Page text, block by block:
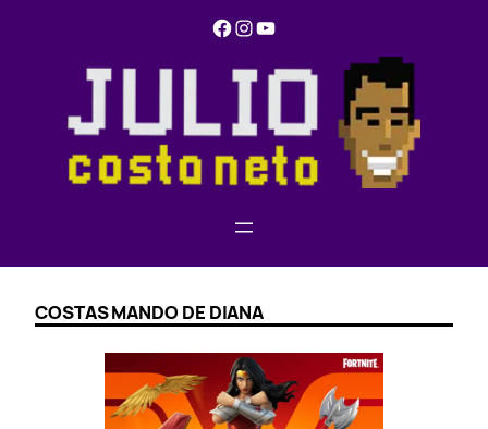
Facebook Instagram YouTube
COSTAS MANDO DE DIANA